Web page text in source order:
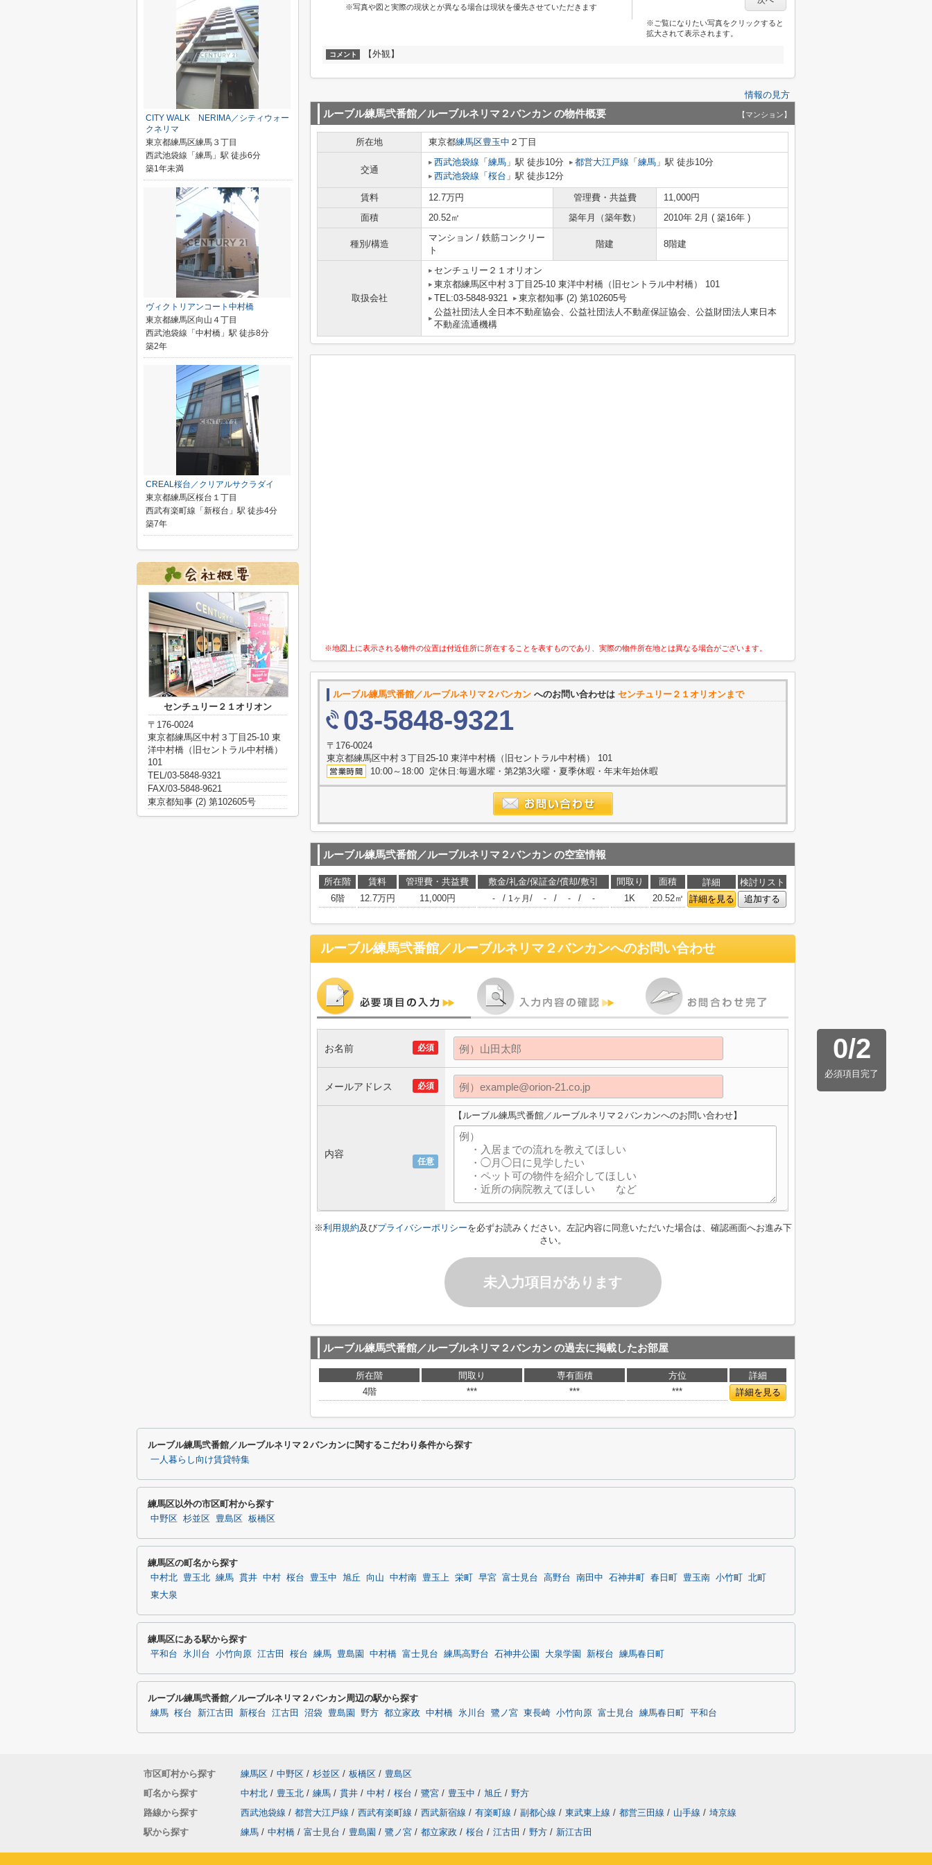
※写真や図と実際の現状とが異なる場合は現状を優先させていただきます
※ご覧になりたい写真をクリックすると
拡大されて表示されます。
コメント 【外観】
情報の見方
ルーブル練馬弐番館／ルーブルネリマ２バンカンの物件概要 【マンション】
所在地 東京都練馬区豊玉中 ２丁目
交通
西武池袋線 「 練馬 」駅 徒歩10分 都営大江戸線 「 練馬 」駅 徒歩10分
西武池袋線 「 桜台 」駅 徒歩12分
賃料 12.7万円 管理費・共益費
11,000円
面積
20.52㎡ 築年月（築年数） 2010年 2月 ( 築16年 )
種別/構造
マンション / 鉄筋コンクリー
ト
階建 8階建
取扱会社
センチュリー２１オリオン
東京都練馬区中村３丁目25-10 東洋中村橋（旧セントラル中村橋） 101
TEL:03-5848-9321
東京都知事 (2) 第102605号
公益社団法人全日本不動産協会、公益社団法人不動産保証協会、公益財団法人東日本
不動産流通機構
※地図上に表示される物件の位置は付近住所に所在することを表すものであり、実際の物件所在地とは異なる場合がございます。
ルーブル練馬弐番館／ルーブルネリマ２バンカン へのお問い合わせは センチュリー２１オリオンまで
03-5848-9321
〒176-0024
東京都練馬区中村３丁目25-10 東洋中村橋（旧セントラル中村橋） 101
10:00～18:00 定休日:毎週水曜・第2第3火曜・夏季休暇・年末年始休暇
ルーブル練馬弐番館／ルーブルネリマ２バンカンの空室情報
所在階 賃料 管理費・共益費 敷金/礼金/保証金/償却/敷引 間取り 面積 詳細
検討リスト
6階
12.7万円 11,000円 - / 1ヶ月 / - / - / - 1K 20.52㎡ 詳細を見る 追加する
ルーブル練馬弐番館／ルーブルネリマ２バンカンへのお問い合わせ
0/2
必須項目完了
必須
お名前
必須
メールアドレス
任意
内容
【ルーブル練馬弐番館／ルーブルネリマ２バンカンへのお問い合わせ】
※利用規約及びプライバシーポリシーを必ずお読みください。左記内容に同意いただいた場合は、確認画面へお進み下
さい。
未入力項目があります
ルーブル練馬弐番館／ルーブルネリマ２バンカンの過去に掲載したお部屋
所在階 間取り 専有面積 方位
詳細
4階
*** *** *** 詳細を見る
CITY WALK NERIMA／シティウォー
クネリマ
東京都練馬区練馬３丁目
西武池袋線「練馬」駅 徒歩6分
築1年未満
ヴィクトリアンコート中村橋
東京都練馬区向山４丁目
西武池袋線「中村橋」駅 徒歩8分
築2年
CREAL桜台／クリアルサクラダイ
東京都練馬区桜台１丁目
西武有楽町線「新桜台」駅 徒歩4分
築7年
センチュリー２１オリオン
〒176-0024
東京都練馬区中村３丁目25-10 東
洋中村橋（旧セントラル中村橋）
101
TEL/03-5848-9321
FAX/03-5848-9621
東京都知事 (2) 第102605号
ルーブル練馬弐番館／ルーブルネリマ２バンカンに関するこだわり条件から探す
一人暮らし向け賃貸特集
練馬区以外の市区町村から探す
中野区 杉並区 豊島区 板橋区
練馬区の町名から探す
中村北 豊玉北 練馬 貫井 中村 桜台 豊玉中 旭丘 向山 中村南 豊玉上 栄町 早宮 富士見台 高野台 南田中 石神井町 春日町 豊玉南 小竹町
北町
東大泉
練馬区にある駅から探す
平和台 氷川台 小竹向原 江古田 桜台 練馬 豊島園 中村橋 富士見台 練馬高野台 石神井公園 大泉学園 新桜台 練馬春日町
ルーブル練馬弐番館／ルーブルネリマ２バンカン周辺の駅から探す
練馬 桜台 新江古田 新桜台 江古田 沼袋 豊島園 野方 都立家政 中村橋 氷川台 鷺ノ宮 東長崎 小竹向原 富士見台 練馬春日町 平和台
市区町村から探す 練馬区 / 中野区 / 杉並区 / 板橋区 / 豊島区
町名から探す
中村北 / 豊玉北 / 練馬 / 貫井 / 中村 / 桜台 / 鷺宮 / 豊玉中 / 旭丘 / 野方
路線から探す
西武池袋線 / 都営大江戸線 / 西武有楽町線 / 西武新宿線 / 有楽町線 / 副都心線 / 東武東上線 / 都営三田線 / 山手線 / 埼京線
駅から探す
練馬 / 中村橋 / 富士見台 / 豊島園 / 鷺ノ宮 / 都立家政 / 桜台 / 江古田 / 野方 / 新江古田